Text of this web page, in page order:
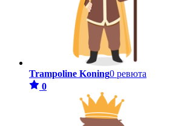
Trampoline Koning0 ревюта
0